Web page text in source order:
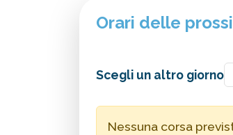
Orari delle
Scegli un altro giorno
Nessuna corsa